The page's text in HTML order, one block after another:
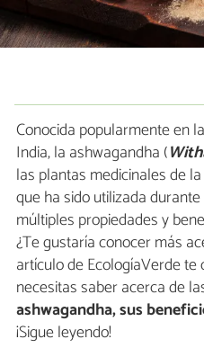
Conocida popularmente en
India, la ashwagandha (
las plantas medicinales de
que ha sido utilizada
múltiples propiedades y
¿Te gustaría conocer más
artículo de EcologíaVerde
necesitas saber acerca de
ashwagandha, sus
¡Sigue leyendo!